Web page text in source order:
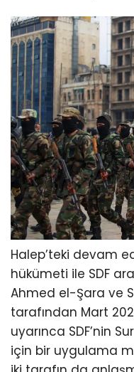
Halep’teki devam
hükümeti ile SDF
Ahmed el-Şara ve
tarafından Mart
uyarınca SDF’nin
için bir uygulama